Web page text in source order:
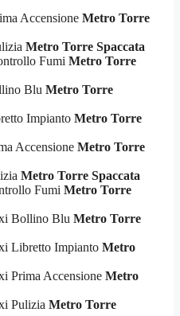
Accensione Metro Torre
Metro Torre Spaccata
Fumi Metro Torre
Blu Metro Torre
Impianto Metro Torre
Accensione Metro Torre
Metro Torre Spaccata
Fumi Metro Torre
Bollino Blu Metro Torre
Libretto Impianto Metro
Prima Accensione Metro
Pulizia Metro Torre